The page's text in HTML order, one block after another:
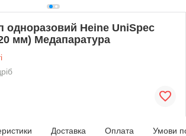
одноразовий Heine UniSpec
мм) Медапаратура
Доставка Оплата Умови